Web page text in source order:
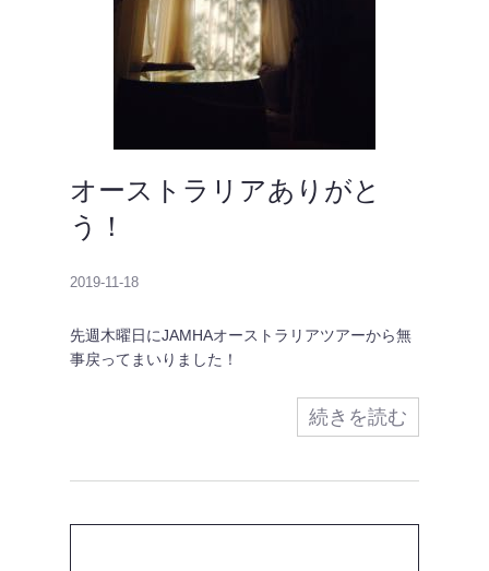
オーストラリアありがと
う！
2019-11-18
先週木曜日にJAMHAオーストラリアツアーから無
事戻ってまいりました！
続きを読む